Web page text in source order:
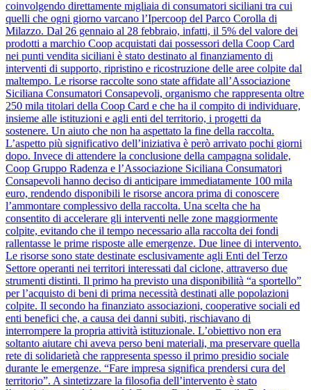
coinvolgendo direttamente migliaia di consumatori siciliani tra cui
quelli che ogni giorno varcano l’Ipercoop del Parco Corolla di
Milazzo. Dal 26 gennaio al 28 febbraio, infatti, il 5% del valore dei
prodotti a marchio Coop acquistati dai possessori della Coop Card
nei punti vendita siciliani è stato destinato al finanziamento di
interventi di supporto, ripristino e ricostruzione delle aree colpite dal
maltempo. Le risorse raccolte sono state affidate all’Associazione
Siciliana Consumatori Consapevoli, organismo che rappresenta oltre
250 mila titolari della Coop Card e che ha il compito di individuare,
insieme alle istituzioni e agli enti del territorio, i progetti da
sostenere. Un aiuto che non ha aspettato la fine della raccolta.
L’aspetto più significativo dell’iniziativa è però arrivato pochi giorni
dopo. Invece di attendere la conclusione della campagna solidale,
Coop Gruppo Radenza e l’Associazione Siciliana Consumatori
Consapevoli hanno deciso di anticipare immediatamente 100 mila
euro, rendendo disponibili le risorse ancora prima di conoscere
l’ammontare complessivo della raccolta. Una scelta che ha
consentito di accelerare gli interventi nelle zone maggiormente
colpite, evitando che il tempo necessario alla raccolta dei fondi
rallentasse le prime risposte alle emergenze. Due linee di intervento.
Le risorse sono state destinate esclusivamente agli Enti del Terzo
Settore operanti nei territori interessati dal ciclone, attraverso due
strumenti distinti. Il primo ha previsto una disponibilità “a sportello”
per l’acquisto di beni di prima necessità destinati alle popolazioni
colpite. Il secondo ha finanziato associazioni, cooperative sociali ed
enti benefici che, a causa dei danni subiti, rischiavano di
interrompere la propria attività istituzionale. L’obiettivo non era
soltanto aiutare chi aveva perso beni materiali, ma preservare quella
rete di solidarietà che rappresenta spesso il primo presidio sociale
durante le emergenze. “Fare impresa significa prendersi cura del
territorio”. A sintetizzare la filosofia dell’intervento è stato